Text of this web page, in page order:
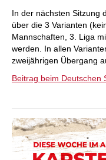
In der nächsten Sitzung
über die 3 Varianten
Mannschaften, 3. Liga
werden. In allen
zweijährigen Übergang
Beitrag beim Deutschen